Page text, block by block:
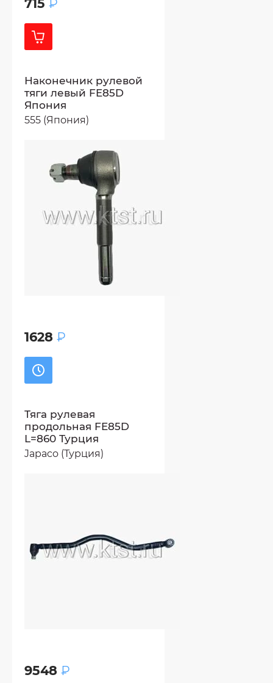
715 ₽
Наконечник рулевой
тяги левый FE85D
Япония
555 (Япония)
1628 ₽
Тяга рулевая
продольная FE85D
L=860 Турция
Japaco (Турция)
9548 ₽